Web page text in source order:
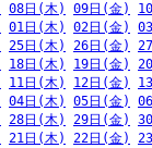
08日(木) 09日(金)
01日(木) 02日(金)
25日(木) 26日(金)
18日(木) 19日(金)
11日(木) 12日(金)
04日(木) 05日(金)
28日(木) 29日(金)
21日(木) 22日(金)